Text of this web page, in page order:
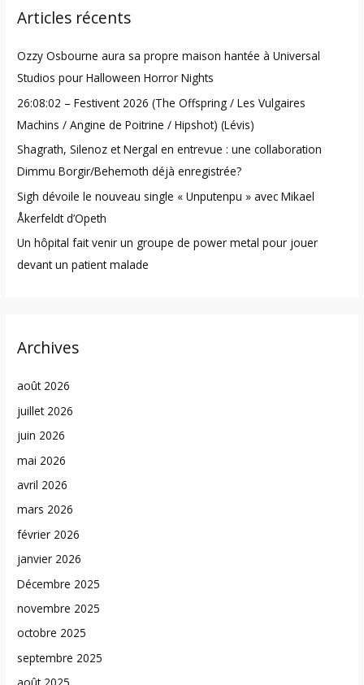
c
f
o
r
:
Articles récents
Ozzy Osbourne aura sa propre maison hantée à Universal
Studios pour Halloween Horror Nights
26:08:02 – Festivent 2026 (The Offspring / Les Vulgaires
Machins / Angine de Poitrine / Hipshot) (Lévis)
Shagrath, Silenoz et Nergal en entrevue : une collaboration
Dimmu Borgir/Behemoth déjà enregistrée?
Sigh dévoile le nouveau single « Unputenpu » avec Mikael
Åkerfeldt d’Opeth
Un hôpital fait venir un groupe de power metal pour jouer
devant un patient malade
Archives
août 2026
juillet 2026
juin 2026
mai 2026
avril 2026
mars 2026
février 2026
janvier 2026
Décembre 2025
novembre 2025
octobre 2025
septembre 2025